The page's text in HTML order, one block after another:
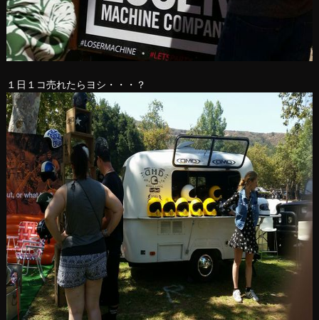
１日１コ売れたらヨシ・・・？